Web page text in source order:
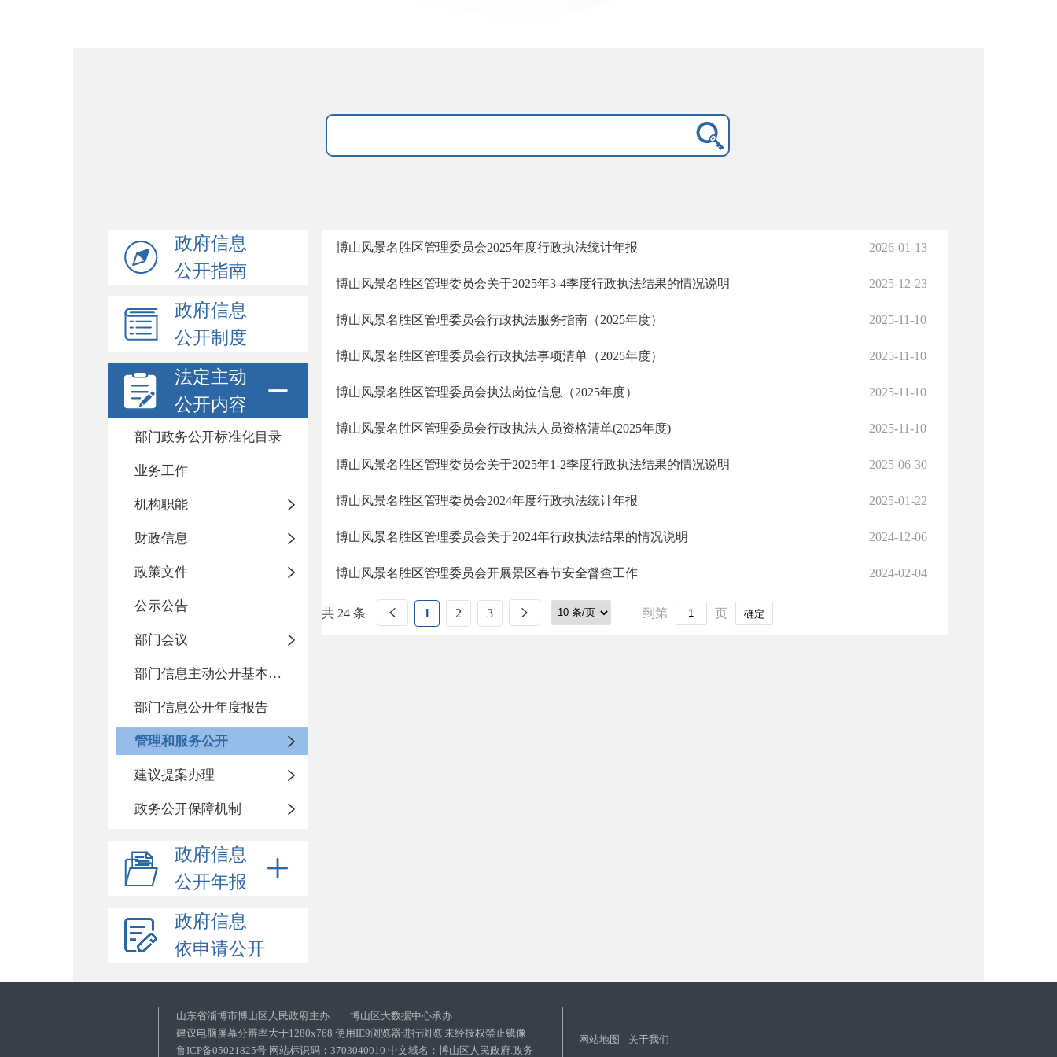
政府信息
公开指南
政府信息
公开制度
法定主动
公开内容
部门政务公开标准化目录
业务工作
机构职能
财政信息
政策文件
公示公告
部门会议
部门信息主动公开基本目录
部门信息公开年度报告
管理和服务公开
建议提案办理
政务公开保障机制
政府信息
公开年报
政府信息
依申请公开
博山风景名胜区管理委员会2025年度行政执法统计年报 2026-01-13
博山风景名胜区管理委员会关于2025年3-4季度行政执法结果的情况说明 2025-12-23
博山风景名胜区管理委员会行政执法服务指南（2025年度） 2025-11-10
博山风景名胜区管理委员会行政执法事项清单（2025年度） 2025-11-10
博山风景名胜区管理委员会执法岗位信息（2025年度） 2025-11-10
博山风景名胜区管理委员会行政执法人员资格清单(2025年度) 2025-11-10
博山风景名胜区管理委员会关于2025年1-2季度行政执法结果的情况说明 2025-06-30
博山风景名胜区管理委员会2024年度行政执法统计年报 2025-01-22
博山风景名胜区管理委员会关于2024年行政执法结果的情况说明 2024-12-06
博山风景名胜区管理委员会开展景区春节安全督查工作 2024-02-04
共 24 条 1 2 3 到第 页 确定
山东省淄博市博山区人民政府主办 博山区大数据中心承办
建议电脑屏幕分辨率大于1280x768 使用IE9浏览器进行浏览 未经授权禁止镜像
鲁ICP备05021825号 网站标识码：3703040010 中文域名：博山区人民政府.政务
网站地图 | 关于我们